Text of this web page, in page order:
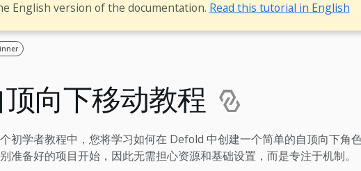
English version of the documentation. Read this tutorial in English
顶向下移动教程
初学者教程中，您将学习如何在 Defold 中创建一个简单的自顶向下角
准备好的项目开始，因此无需担心资源和基础设置，而是专注于机制。